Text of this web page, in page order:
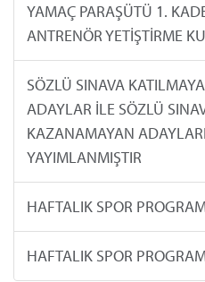
YAMAÇ PARAŞÜTÜ 1.
ANTRENÖR YETİŞTİRME
SÖZLÜ SINAVA
ADAYLAR İLE SÖZLÜ
KAZANAMAYAN
YAYIMLANMIŞTIR
HAFTALIK SPOR
HAFTALIK SPOR